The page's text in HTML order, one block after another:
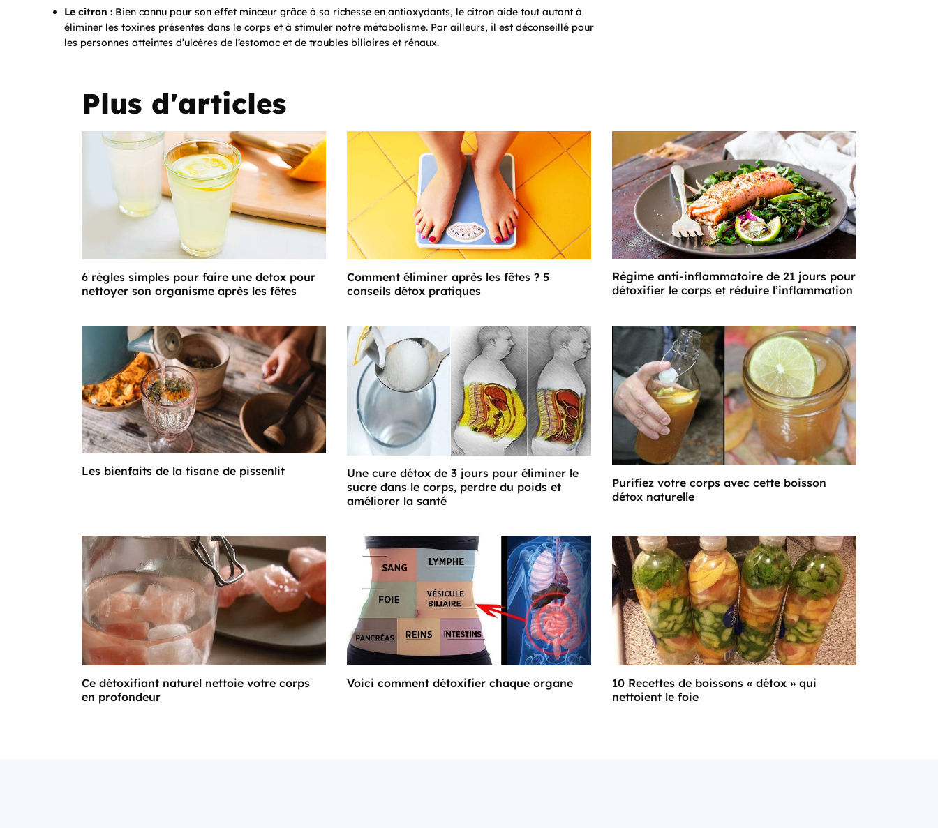
Le citron : Bien connu pour son effet minceur grâce à sa richesse en antioxydants, le citron aide tout autant à
éliminer les toxines présentes dans le corps et à stimuler notre métabolisme. Par ailleurs, il est déconseillé pour
les personnes atteintes d’ulcères de l’estomac et de troubles biliaires et rénaux.
Plus d'articles
6 règles simples pour faire une detox pour
nettoyer son organisme après les fêtes
Comment éliminer après les fêtes ? 5
conseils détox pratiques
Régime anti-inflammatoire de 21 jours pour
détoxifier le corps et réduire l’inflammation
Les bienfaits de la tisane de pissenlit
Une cure détox de 3 jours pour éliminer le
sucre dans le corps, perdre du poids et
améliorer la santé
Purifiez votre corps avec cette boisson
détox naturelle
Ce détoxifiant naturel nettoie votre corps
en profondeur
Voici comment détoxifier chaque organe
10 Recettes de boissons « détox » qui
nettoient le foie